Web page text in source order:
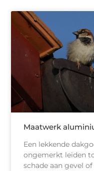
Maatwerk
Een lekkende
ongemerkt leiden
schade aan gevel